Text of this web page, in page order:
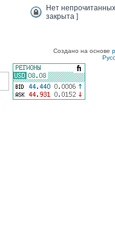
Нет
закрыта ]
Создано на основе